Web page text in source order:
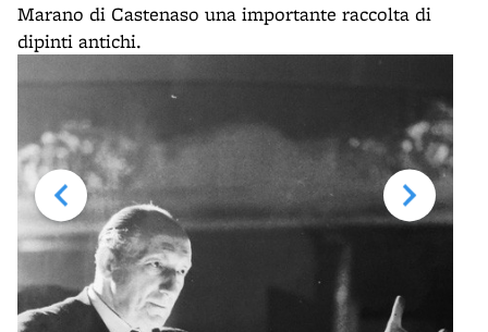
Marano di Castenaso una importante raccolta di
dipinti antichi.